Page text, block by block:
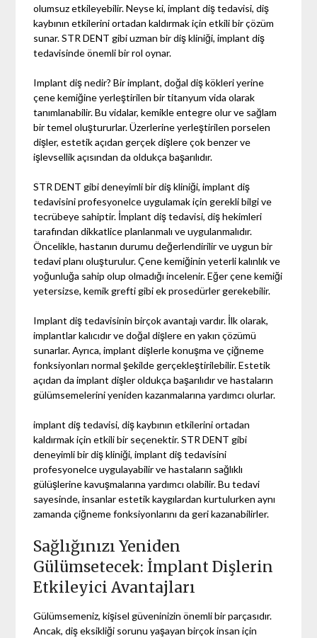
olumsuz etkileyebilir. Neyse ki, implant diş tedavisi, diş
kaybının etkilerini ortadan kaldırmak için etkili bir çözüm
sunar. STR DENT gibi uzman bir diş kliniği, implant diş
tedavisinde önemli bir rol oynar.
Implant diş nedir? Bir implant, doğal diş kökleri yerine
çene kemiğine yerleştirilen bir titanyum vida olarak
tanımlanabilir. Bu vidalar, kemikle entegre olur ve sağlam
bir temel oluştururlar. Üzerlerine yerleştirilen porselen
dişler, estetik açıdan gerçek dişlere çok benzer ve
işlevsellik açısından da oldukça başarılıdır.
STR DENT gibi deneyimli bir diş kliniği, implant diş
tedavisini profesyonelce uygulamak için gerekli bilgi ve
tecrübeye sahiptir. İmplant diş tedavisi, diş hekimleri
tarafından dikkatlice planlanmalı ve uygulanmalıdır.
Öncelikle, hastanın durumu değerlendirilir ve uygun bir
tedavi planı oluşturulur. Çene kemiğinin yeterli kalınlık ve
yoğunluğa sahip olup olmadığı incelenir. Eğer çene kemiği
yetersizse, kemik grefti gibi ek prosedürler gerekebilir.
Implant diş tedavisinin birçok avantajı vardır. İlk olarak,
implantlar kalıcıdır ve doğal dişlere en yakın çözümü
sunarlar. Ayrıca, implant dişlerle konuşma ve çiğneme
fonksiyonları normal şekilde gerçekleştirilebilir. Estetik
açıdan da implant dişler oldukça başarılıdır ve hastaların
gülümsemelerini yeniden kazanmalarına yardımcı olurlar.
implant diş tedavisi, diş kaybının etkilerini ortadan
kaldırmak için etkili bir seçenektir. STR DENT gibi
deneyimli bir diş kliniği, implant diş tedavisini
profesyonelce uygulayabilir ve hastaların sağlıklı
gülüşlerine kavuşmalarına yardımcı olabilir. Bu tedavi
sayesinde, insanlar estetik kaygılardan kurtulurken aynı
zamanda çiğneme fonksiyonlarını da geri kazanabilirler.
Sağlığınızı Yeniden
Gülümsetecek: İmplant Dişlerin
Etkileyici Avantajları
Gülümsemeniz, kişisel güveninizin önemli bir parçasıdır.
Ancak, diş eksikliği sorunu yaşayan birçok insan için